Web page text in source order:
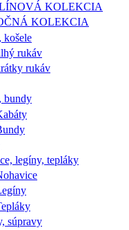
KOLEKCIA
KOLEKCIA
košele
rukáv
rukáv
bundy
legíny, tepláky
súpravy